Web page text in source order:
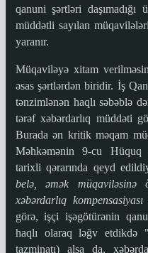
qanuni şərtləri daşımadığı
müddətli sayılan
yaranır.
Müqaviləyə xitam
əsas şərtlərdən biridir. İş
tənzimlənən haqlı səbəblə
tərəf xəbərdarlıq müddəti
Burada ən kritik məqam
Məhkəmənin 9-cu Hüquq
tarixli qərarında qeyd
belə, əmək
xəbərdarlıq
görə, işçi işəgötürənin
haqlı olaraq ləğv etdikdə
tazminatı) alsa da,